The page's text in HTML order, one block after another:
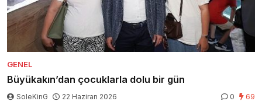
GENEL
Büyükakın’dan çocuklarla dolu bir gün
SoleKinG 22 Haziran 2026 0 69